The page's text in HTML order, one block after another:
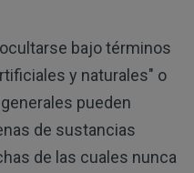
bajo términos
y naturales" o
pueden
de sustancias
de las cuales nunca